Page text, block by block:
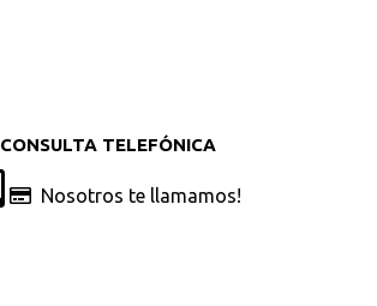
CONSULTA TELEFÓNICA
Nosotros te llamamos!